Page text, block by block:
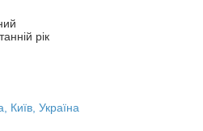
рік
Київ, Україна